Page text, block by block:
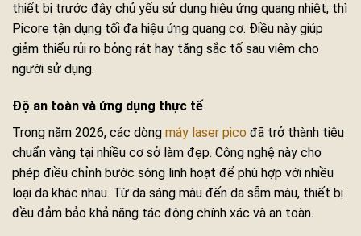
thiết bị trước đây chủ yếu sử dụng hiệu ứng quang nhiệt, thì
Picore tận dụng tối đa hiệu ứng quang cơ. Điều này giúp
giảm thiểu rủi ro bỏng rát hay tăng sắc tố sau viêm cho
người sử dụng.
Độ an toàn và ứng dụng thực tế
Trong năm 2026, các dòng máy laser pico đã trở thành tiêu
chuẩn vàng tại nhiều cơ sở làm đẹp. Công nghệ này cho
phép điều chỉnh bước sóng linh hoạt để phù hợp với nhiều
loại da khác nhau. Từ da sáng màu đến da sẫm màu, thiết bị
đều đảm bảo khả năng tác động chính xác và an toàn.